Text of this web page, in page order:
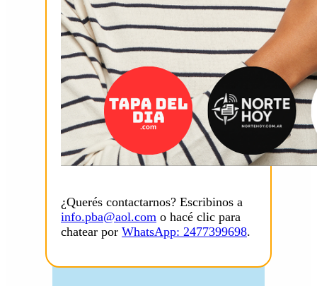
¿Querés contactarnos? Escribinos a
info.pba@aol.com o hacé clic para
chatear por WhatsApp: 2477399698.